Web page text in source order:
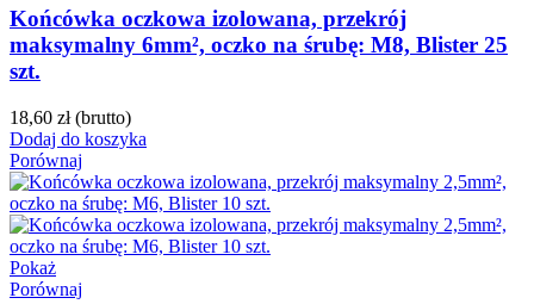
Końcówka oczkowa izolowana, przekrój
maksymalny 6mm², oczko na śrubę: M8, Blister 25
szt.
18,60 zł (brutto)
Dodaj do koszyka
Porównaj
Pokaż
Porównaj